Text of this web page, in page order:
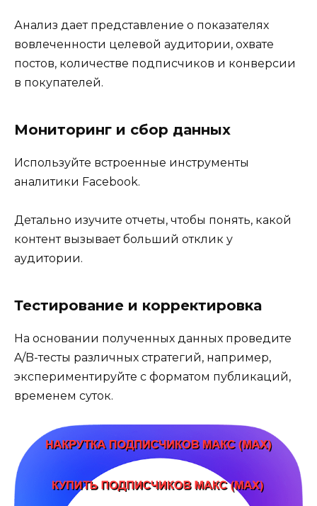
Анализ дает представление о показателях
вовлеченности целевой аудитории, охвате
постов, количестве подписчиков и конверсии
в покупателей.
Мониторинг и сбор данных
Используйте встроенные инструменты
аналитики Facebook.
Детально изучите отчеты, чтобы понять, какой
контент вызывает больший отклик у
аудитории.
Тестирование и корректировка
На основании полученных данных проведите
A/B-тесты различных стратегий, например,
экспериментируйте с форматом публикаций,
временем суток.